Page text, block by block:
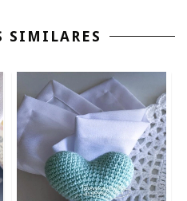
SIMILARES